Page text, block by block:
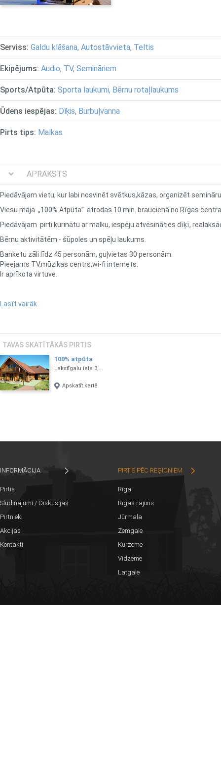
Serviss: Galdu klāšana, Autostāvvieta, Teltis
Ekipējums: Audio, TV, Semināriem
Sports/Atpūta: Sporta laukumi, Bērnu rotaļlaukums
Ūdens iespējas: Dīķis, Burbuļvanna
Pirts tips: Malkas
APRAKSTS
Piedāvājam vietu, kur labi nosvinēt svētkus,kāzas, organizēt
Viesu māja „100% Atpūta” atrodas 10 min. braucienā no Rīgas
Piedāvājam pirti kurinātu ar malku, iespēju atvēsināties dīķī,
Bērnu aktivitātēm - šūpoles un spēļu laukums.
Banketu zāli līdz 45 personām, guļvietas 30 personām.
Pieejams TV,mūzikas centrs,wi-fi internets.
Ir aprīkota virtuve.
Lasīt vairāk
TAVAS SKATĪTĀKĀS PIRTIS
100% atpūta
Lakstīgalu iela 3,...
Apskatīt kartē
INFORMĀCIJA
Pirtis
Sludinājumi / Diskusijas
Pirtnieki
Akcijas
Kontakti
PIRTIS PĒC REĢIONIEM
Rīga
Rīgas rajons
Jūrmala
Zemgale
Kurzeme
Vidzeme
Latgale